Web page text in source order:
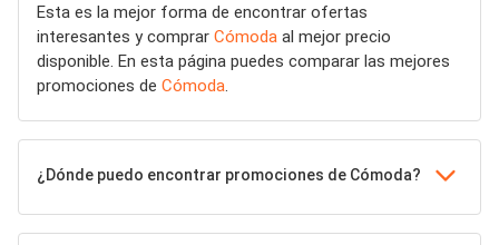
Esta es la mejor forma de encontrar ofertas
interesantes y comprar Cómoda al mejor precio
disponible. En esta página puedes comparar las mejores
promociones de Cómoda.
¿Dónde puedo encontrar promociones de Cómoda?